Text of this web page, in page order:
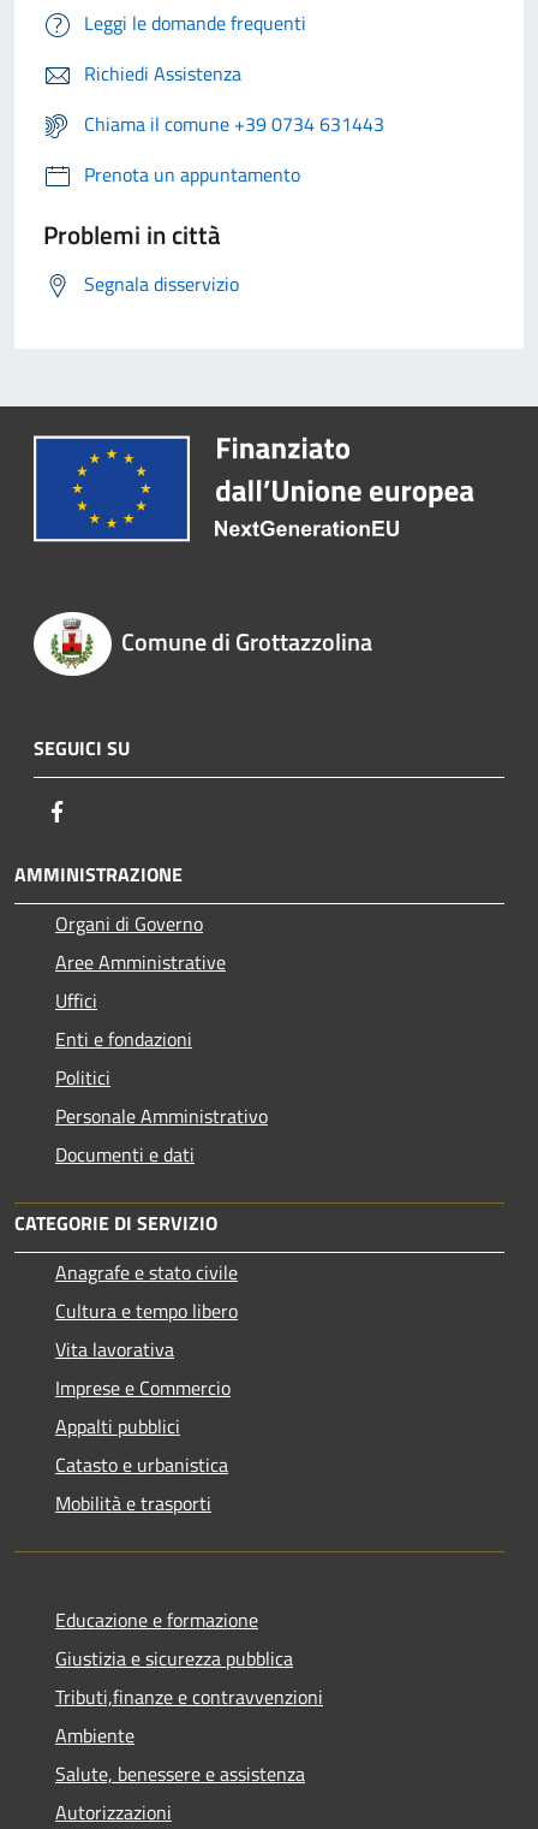
Leggi le domande frequenti
Richiedi Assistenza
Chiama il comune +39 0734 631443
Prenota un appuntamento
Problemi in città
Segnala disservizio
Comune di Grottazzolina
SEGUICI SU
AMMINISTRAZIONE
Organi di Governo
Aree Amministrative
Uffici
Enti e fondazioni
Politici
Personale Amministrativo
Documenti e dati
CATEGORIE DI SERVIZIO
Anagrafe e stato civile
Cultura e tempo libero
Vita lavorativa
Imprese e Commercio
Appalti pubblici
Catasto e urbanistica
Mobilità e trasporti
Educazione e formazione
Giustizia e sicurezza pubblica
Tributi,finanze e contravvenzioni
Ambiente
Salute, benessere e assistenza
Autorizzazioni